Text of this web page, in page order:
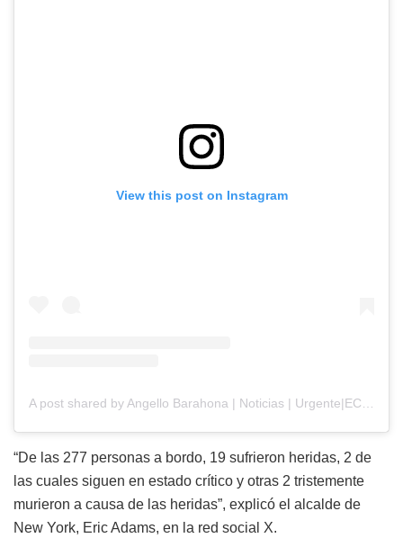
View this post on Instagram
“De las 277 personas a bordo, 19 sufrieron heridas, 2 de
las cuales siguen en estado crítico y otras 2 tristemente
murieron a causa de las heridas”, explicó el alcalde de
New York, Eric Adams, en la red social X.